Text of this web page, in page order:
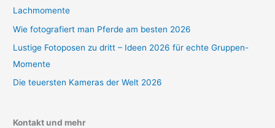
Lachmomente
Wie fotografiert man Pferde am besten 2026
Lustige Fotoposen zu dritt – Ideen 2026 für echte Gruppen-
Momente
Die teuersten Kameras der Welt 2026
Kontakt und mehr